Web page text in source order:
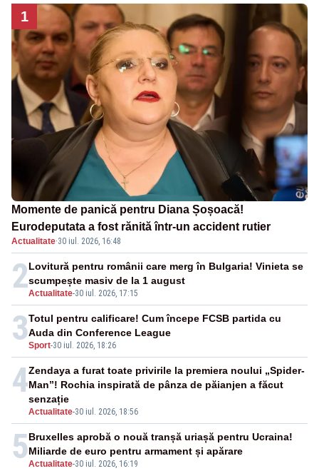
1
Momente de panică pentru Diana Șoșoacă!
Eurodeputata a fost rănită într-un accident rutier
Actualitate·30 iul. 2026, 16:48
2Actualitate-30 iul. 2026, 17:15
Lovitură pentru românii care merg în Bulgaria! Vinieta se
scumpește masiv de la 1 august
3Sport-30 iul. 2026, 18:26
Totul pentru calificare! Cum începe FCSB partida cu
Auda din Conference League
4
Actualitate-30 iul. 2026, 18:56
Zendaya a furat toate privirile la premiera noului „Spider-
Man”! Rochia inspirată de pânza de păianjen a făcut
senzație
5Actualitate-30 iul. 2026, 16:19
Bruxelles aprobă o nouă tranșă uriașă pentru Ucraina!
Miliarde de euro pentru armament și apărare